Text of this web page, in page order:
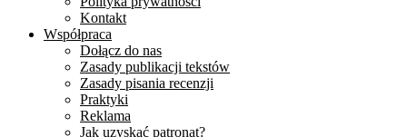
Kontakt
Współpraca
Dołącz do nas
Zasady publikacji tekstów
Zasady pisania recenzji
Praktyki
Reklama
Jak uzyskać patronat?